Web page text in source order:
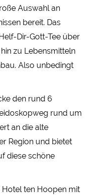
Auswahl an
bereit. Das
Dir-Gott-Tee über
zu Lebensmitteln
Also unbedingt
den rund 6
rund um
an die alte
Region und bietet
diese schöne
Hotel ten Hoopen mit